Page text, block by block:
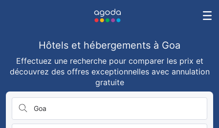
Hôtels et hébergements à Goa
Effectuez une recherche pour comparer les prix et
découvrez des offres exceptionnelles avec annulation
gratuite
Goa